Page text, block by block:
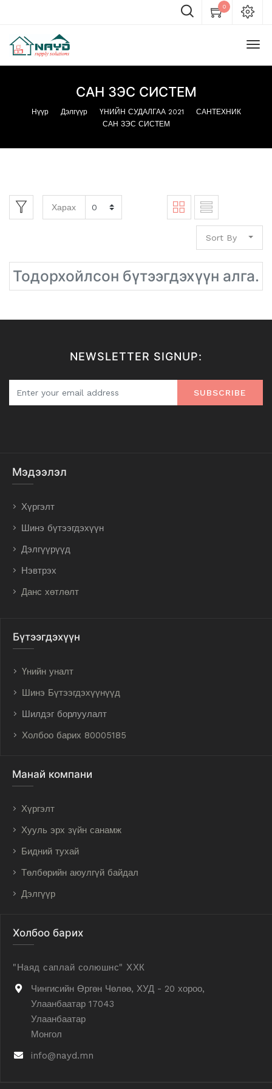
0
САН ЗЭС СИСТЕМ
Нүүр Дэлгүүр ҮНИЙН СУДАЛГАА 2021
САНТЕХНИК
САН ЗЭС СИСТЕМ
Харах
Sort By
Тодорхойлсон бүтээгдэхүүн алга.
NEWSLETTER SIGNUP:
SUBSCRIBE
Мэдээлэл
Хүргэлт
Шинэ бүтээгдэхүүн
Дэлгүүрүүд
Нэвтрэх
Данс хөтлөлт
Бүтээгдэхүүн
Үнийн уналт
Шинэ Бүтээгдэхүүнүүд
Шилдэг борлуулалт
Холбоо барих 80005185
Манай компани
Хүргэлт
Хууль эрх зүйн санамж
Бидний тухай
Төлбөрийн аюулгүй байдал
Дэлгүүр
Холбоо барих
"Наяд саплай солюшнс" ХХК
Чингисийн Өргөн Чөлөө, ХУД - 20 хороо,
Улаанбаатар 17043
Улаанбаатар
Монгол
info@nayd.mn